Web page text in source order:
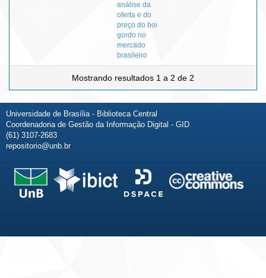
análise da
oferta e do
preço do boi
gordo no
mercado
brasileiro
Mostrando resultados 1 a 2 de 2
Universidade de Brasília - Biblioteca Central
Coordenadoria de Gestão da Informação Digital - GID
(61) 3107-2683
repositorio@unb.br